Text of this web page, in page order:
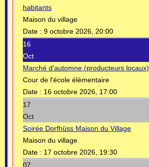
habitants
Maison du village
Date : 9 octobre 2026, 20:00
16
Oct
Marché d'automne (producteurs locaux)
Cour de l'école élémentaire
Date : 16 octobre 2026, 17:00
17
Oct
Soirée Dorfhüss Maison du Village
Maison du village
Date : 17 octobre 2026, 19:30
07